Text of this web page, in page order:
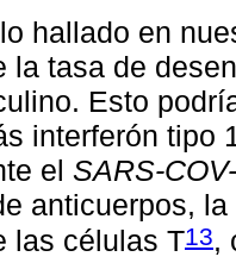
hallado en
la tasa de
Esto
interferón tipo
el SARS-
anticuerpos,
las células T13,